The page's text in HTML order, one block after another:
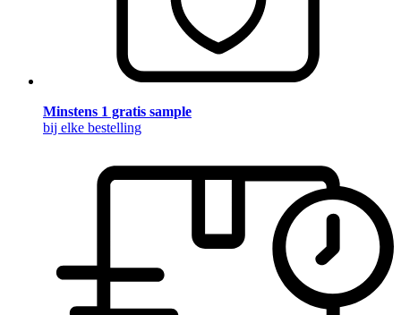
Minstens 1 gratis sample
bij elke bestelling